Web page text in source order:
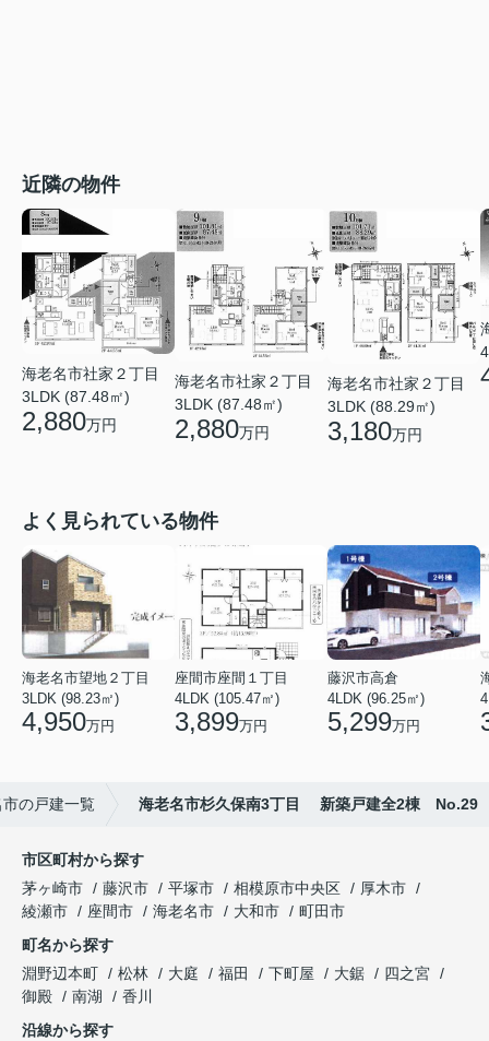
近隣の物件
海老名市社家２丁目
3LDK (87.48㎡)
2,880万円
海老名市社家２丁目
3LDK (87.48㎡)
2,880万円
海老名市社家２丁目
3LDK (88.29㎡)
3,180万円
よく見られている物件
海老名市望地２丁目
3LDK (98.23㎡)
4,950万円
座間市座間１丁目
4LDK (105.47㎡)
3,899万円
藤沢市高倉
4LDK (96.25㎡)
5,299万円
の戸建一覧 海老名市杉久保南3丁目 新築戸建全2棟 No.29
市区町村から探す
茅ヶ崎市
藤沢市 平塚市 相模原市中央区
厚木市
綾瀬市
座間市 海老名市 大和市
町田市
町名から探す
淵野辺本町
松林 大庭 福田 下町屋 大鋸
四之宮
御殿
南湖
香川
沿線から探す